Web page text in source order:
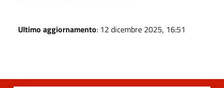
Ultimo aggiornamento: 12 dicembre 2025, 16:51